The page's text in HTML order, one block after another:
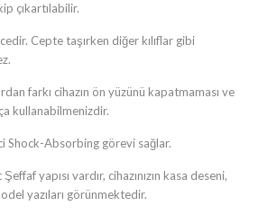
çıkartılabilir.
Cepte taşırken diğer kılıflar gibi
farkı cihazın ön yüzünü kapatmaması ve
kullanabilmenizdir.
Shock-Absorbing görevi sağlar.
yapısı vardır, cihazınızın kasa deseni,
yazıları görünmektedir.